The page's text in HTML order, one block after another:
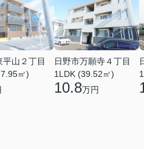
平山２丁目
㎡)
日野市万願寺４丁目
1LDK (39.52㎡)
10.8万円